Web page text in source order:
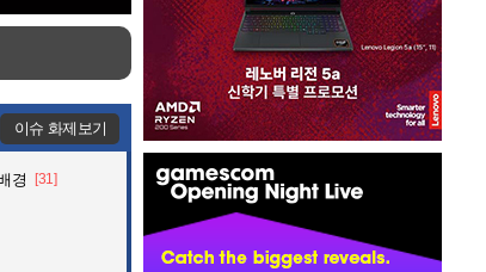
이슈 화제보기
경 [31]
벤